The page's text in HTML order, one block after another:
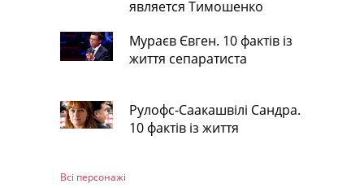
является Тимошенко
Мураєв Євген. 10 фактів із
життя сепаратиста
Рулофс-Саакашвілі Сандра.
10 фактів із життя
Всі персонажi